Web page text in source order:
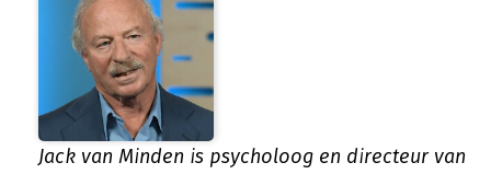
Jack van Minden is psycholoog en directeur van